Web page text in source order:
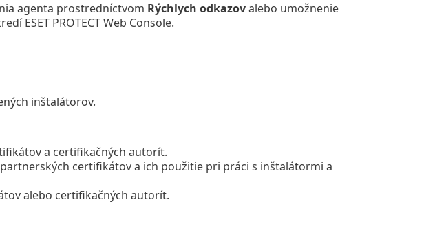
agenta prostredníctvom Rýchlych odkazovalebo umožnenie
ESET PROTECT Web Console.
inštalátorov.
a certifikačných autorít.
certifikátov a ich použitie pri práci s inštalátormi a
alebo certifikačných autorít.